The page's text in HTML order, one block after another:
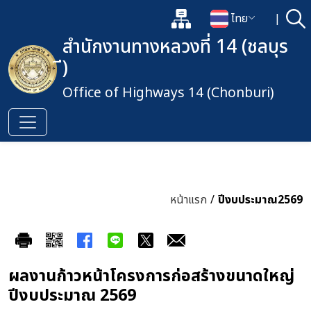
แผนผังเว็บไซต์
เปลี่ยนภาษา
ไทย | ค้
เปิดกล่องค้นหาข้อมูลหลักของเ
สำนักงานทางหลวงที่ 14 (ชลบุร
ี)
Office of Highways 14 (Chonburi)
หน้าแรก / ปีงบประมาณ2569
ผลงานก้าวหน้าโครงการก่อสร้างขนาดใหญ่
ปีงบประมาณ 2569